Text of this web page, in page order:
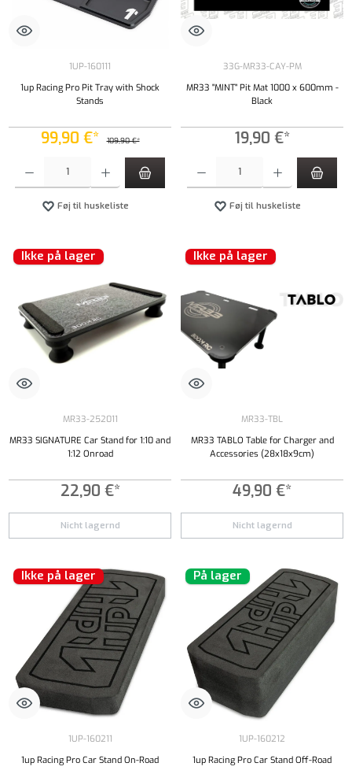
1UP-160111
1up Racing Pro Pit Tray with Shock
Stands
99,90 €* 109,90 €*
Føj til huskeliste
33G-MR33-CAY-PM
MR33 "MINT" Pit Mat 1000 x 600mm -
Black
19,90 €*
Føj til huskeliste
Ikke på lager
MR33-252011
MR33 SIGNATURE Car Stand for 1:10 and
1:12 Onroad
22,90 €*
Nicht lagernd
Ikke på lager
MR33-TBL
MR33 TABLO Table for Charger and
Accessories (28x18x9cm)
49,90 €*
Nicht lagernd
Ikke på lager
1UP-160211
1up Racing Pro Car Stand On-Road
På lager
1UP-160212
1up Racing Pro Car Stand Off-Road